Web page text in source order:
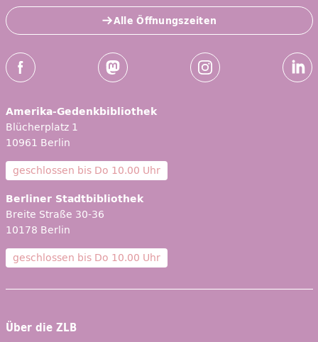
Alle Öffnungszeiten
Social-Media Kanäle der ZLB
Facebook Mastodon Instagram
Amerika-Gedenkbibliothek
Blücherplatz 1
10961 Berlin
geschlossen bis Do 10.00 Uhr
Berliner Stadtbibliothek
Breite Straße 30-36
10178 Berlin
geschlossen bis Do 10.00 Uhr
Über die ZLB